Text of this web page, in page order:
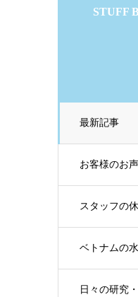
STUFF
最新記事
お客様のお声
スタッフの
ベトナムの
日々の研究